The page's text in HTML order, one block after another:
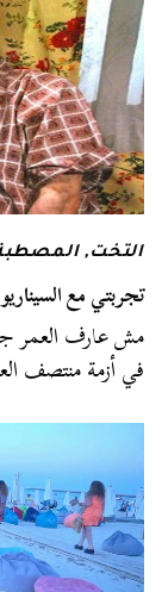
التخت,
تجربتي مع
مش عارف العمر
في أزمة منتصف